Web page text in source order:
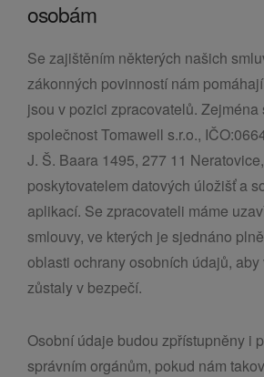
osobám
Se zajištěním některých našich
zákonných povinností nám
jsou v pozici zpracovatelů. Zejména
společnost Tomawell s.r.o.,
J. Š. Baara 1495, 277 11
poskytovatelem datových úložišť a
aplikací. Se zpracovateli máme
smlouvy, ve kterých je sjednáno
oblasti ochrany osobních údajů, aby
zůstaly v bezpečí.
Osobní údaje budou zpřístupněny i
správním orgánům, pokud nám